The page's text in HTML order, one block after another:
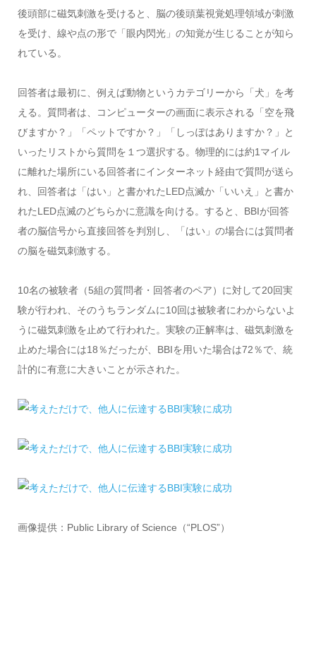
後頭部に磁気刺激を受けると、脳の後頭葉視覚処理領域が刺激
を受け、線や点の形で「眼内閃光」の知覚が生じることが知ら
れている。
回答者は最初に、例えば動物というカテゴリーから「犬」を考
える。質問者は、コンピューターの画面に表示される「空を飛
びますか？」「ペットですか？」「しっぽはありますか？」と
いったリストから質問を１つ選択する。物理的には約1マイル
に離れた場所にいる回答者にインターネット経由で質問が送ら
れ、回答者は「はい」と書かれたLED点滅か「いいえ」と書か
れたLED点滅のどちらかに意識を向ける。すると、BBIが回答
者の脳信号から直接回答を判別し、「はい」の場合には質問者
の脳を磁気刺激する。
10名の被験者（5組の質問者・回答者のペア）に対して20回実
験が行われ、そのうちランダムに10回は被験者にわからないよ
うに磁気刺激を止めて行われた。実験の正解率は、磁気刺激を
止めた場合には18％だったが、BBIを用いた場合は72％で、統
計的に有意に大きいことが示された。
画像提供：Public Library of Science（“PLOS”）